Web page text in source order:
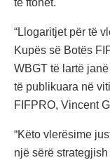
“Llogaritjet për të
Kupës së Botës
WBGT të lartë
të publikuara në
FIFPRO, Vincent
“Këto vlerësime
një sërë